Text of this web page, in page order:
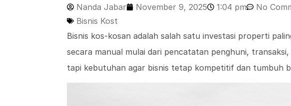
Nanda Jabar November 9, 2025 1:04 pm
No
Bisnis Kost
Bisnis kos-kosan adalah salah satu investasi properti
secara manual mulai dari pencatatan penghuni,
tapi kebutuhan agar bisnis tetap kompetitif dan tumbuh